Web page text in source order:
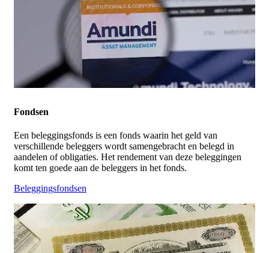
Fondsen
Een beleggingsfonds is een fonds waarin het geld van
verschillende beleggers wordt samengebracht en belegd in
aandelen of obligaties. Het rendement van deze beleggingen
komt ten goede aan de beleggers in het fonds.
Beleggingsfondsen